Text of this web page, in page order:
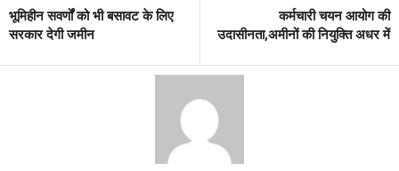
भूमिहीन सवर्णों को भी बसावट के लिए
सरकार देगी जमीन
कर्मचारी चयन आयोग की
उदासीनता,अमीनों की नियुक्ति अधर में